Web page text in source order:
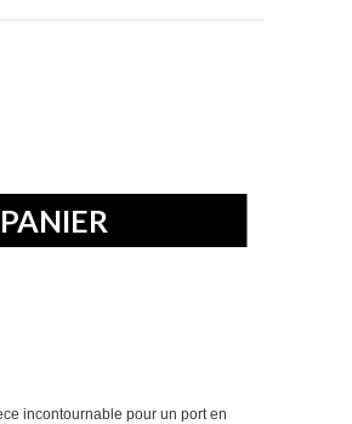
incontournable pour un port en